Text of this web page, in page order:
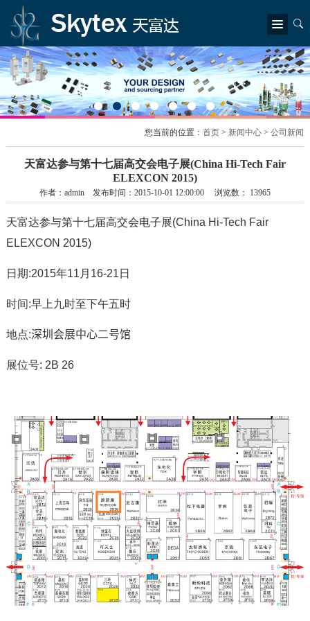
简体中文|繁體中文|English
首页
关于我们
公司简介
总裁致辞 公司结构
荣誉奖状
公司新闻
行业资讯
我们的产品
Rubycon (红宝石) Littelfuse (力特)
Epson（爱普生）
LITEON (光宝)
SEI (世达柏科技)
工业应用
电动车及充电设施 信息与通信技术
家电及消费电子
联系我们
信息反馈
您当前的位置：首页 > 新闻中心 >公司新闻
天富达参与第十七届高交会电子展(China Hi-Tech Fair
ELEXCON 2015)
作者：admin 发布时间：2015-10-01 12:00:00 浏览数： 13965
天富达参与第十七届高交会电子展(China Hi-Tech Fair
ELEXCON 2015)
日期:2015年11 月16-21 日
时间:早上九时至下午五时
地点:深圳会展中心二号馆
展位号: 2B 26